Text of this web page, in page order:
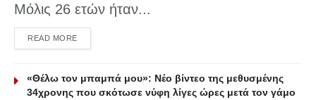
Μόλις 26 ετών ήταν...
READ MOREDETAILS
«Θέλω τον μπαμπά μου»: Νέο βίντεο της μεθυσμένης
34χρονης που σκότωσε νύφη λίγες ώρες μετά τον γάμο